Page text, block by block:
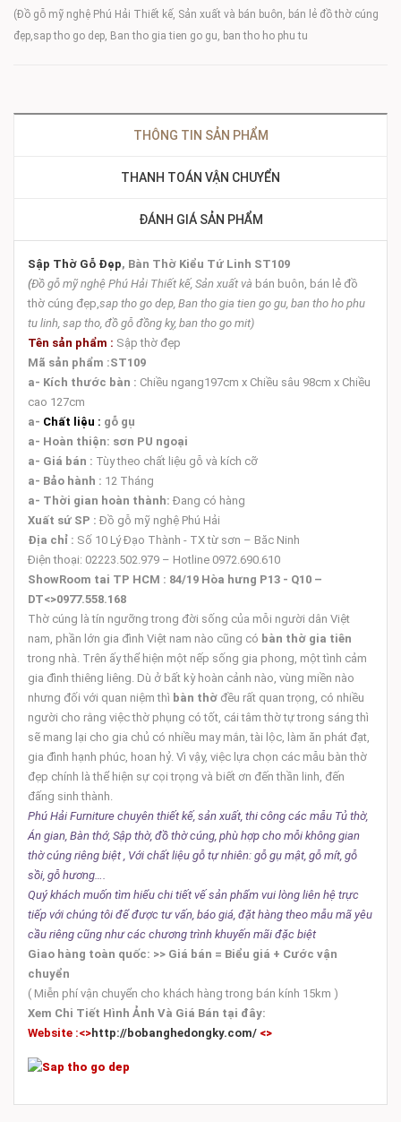
(Đồ gỗ mỹ nghệ Phú Hải Thiết kế, Sản xuất và bán buôn, bán lẻ đồ thờ cúng
đẹp,sap tho go dep, Ban tho gia tien go gu, ban tho ho phu tu
THÔNG TIN SẢN PHẨM
THANH TOÁN VẬN CHUYỂN
ĐÁNH GIÁ SẢN PHẨM
Sập Thờ Gỗ Đẹp, Bàn Thờ Kiểu Tứ Linh ST109
(Đồ gỗ mỹ nghệ Phú Hải Thiết kế, Sản xuất và bán buôn, bán lẻ đồ
thờ cúng đẹp,sap tho go dep, Ban tho gia tien go gu, ban tho ho phu
tu linh, sap tho, đồ gỗ đồng kỵ, ban tho go mit)
Tên sản phẩm : Sập thờ đẹp
Mã sản phẩm :ST109
a- Kích thước bàn : Chiều ngang197cm x Chiều sâu 98cm x Chiều
cao 127cm
a- Chất liệu : gỗ gụ
a- Hoàn thiện: sơn PU ngoại
a- Giá bán : Tùy theo chất liệu gỗ và kích cỡ
a- Bảo hành : 12 Tháng
a- Thời gian hoàn thành: Đang có hàng
Xuất sứ SP : Đồ gỗ mỹ nghệ Phú Hải
Địa chỉ : Số 10 Lý Đạo Thành - TX từ sơn – Băc Ninh
Điện thoại: 02223.502.979 – Hotline 0972.690.610
ShowRoom tai TP HCM : 84/19 Hòa hưng P13 - Q10 –
DT<>0977.558.168
Thờ cúng là tín ngưỡng trong đời sống của mỗi người dân Việt
nam, phần lớn gia đình Việt nam nào cũng có bàn thờ gia tiên
trong nhà. Trên ấy thể hiện một nếp sống gia phong, một tình cảm
gia đình thiêng liêng. Dù ở bất kỳ hoàn cảnh nào, vùng miền nào
nhưng đối với quan niệm thì bàn thờ đều rất quan trọng, có nhiều
người cho rằng việc thờ phụng có tốt, cái tâm thờ tự trong sáng thì
sẽ mang lại cho gia chủ có nhiều may mắn, tài lộc, làm ăn phát đạt,
gia đình hạnh phúc, hoan hỷ. Vì vậy, việc lựa chọn các mẫu bàn thờ
đẹp chính là thể hiện sự cọi trọng và biết ơn đến thần linh, đến
đấng sinh thành.
Phú Hải Furniture chuyên thiết kế, sản xuất, thi công các mẫu Tủ thờ,
Án gian, Bàn thớ, Sập thờ, đồ thờ cúng, phù hợp cho mỗi không gian
thờ cúng riêng biệt , Với chất liệu gỗ tự nhiên: gỗ gụ mật, gỗ mít, gỗ
sồi, gỗ hương….
Quý khách muốn tìm hiểu chi tiết vế sản phẩm vui lòng liên hệ trực
tiếp với chúng tôi để được tư vấn, báo giá, đặt hàng theo mẫu mã yêu
cầu riêng cũng như các chương trình khuyến mãi đặc biệt
Giao hàng toàn quốc: >> Giá bán = Biểu giá + Cước vận
chuyển
( Miễn phí vận chuyển cho khách hàng trong bán kính 15km )
Xem Chi Tiết Hình Ảnh Và Giá Bán tại đây:
Website :<>http://bobanghedongky.com/ <>